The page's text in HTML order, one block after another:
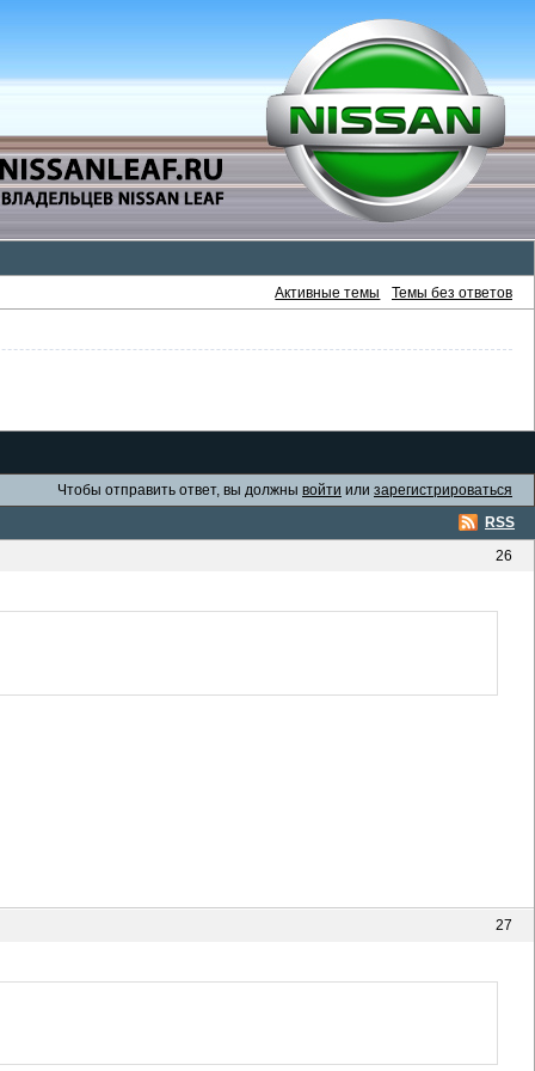
Активные темы Темы без ответов
Чтобы отправить ответ, вы должны войти или зарегистрироваться
RSS
26
27